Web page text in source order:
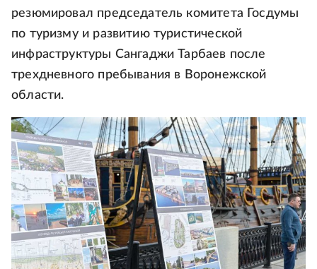
резюмировал председатель комитета Госдумы
по туризму и развитию туристической
инфраструктуры Сангаджи Тарбаев после
трехдневного пребывания в Воронежской
области.